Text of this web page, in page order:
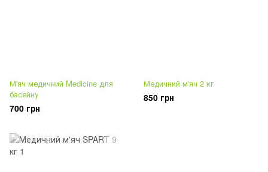
М'яч медичний Medicine для
басейну
700 грн
Медичний м'яч 2 кг
850 грн